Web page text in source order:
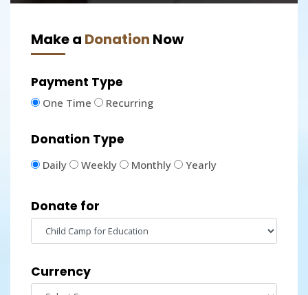
Make a Donation Now
Payment Type
One Time Recurring
Donation Type
Daily Weekly Monthly Yearly
Donate for
Currency